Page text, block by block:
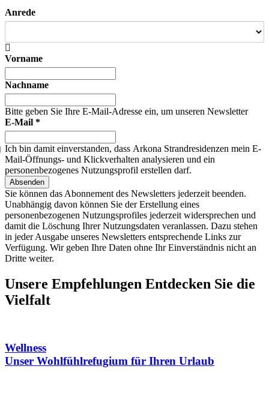
Anrede
Vorname
Nachname
Bitte geben Sie Ihre E-Mail-Adresse ein, um unseren Newsletter
E-Mail *
Ich bin damit einverstanden, dass Arkona Strandresidenzen mein E-
Mail-Öffnungs- und Klickverhalten analysieren und ein
personenbezogenes Nutzungsprofil erstellen darf.
Absenden
Sie können das Abonnement des Newsletters jederzeit beenden.
Unabhängig davon können Sie der Erstellung eines
personenbezogenen Nutzungsprofiles jederzeit widersprechen und
damit die Löschung Ihrer Nutzungsdaten veranlassen. Dazu stehen
in jeder Ausgabe unseres Newsletters entsprechende Links zur
Verfügung. Wir geben Ihre Daten ohne Ihr Einverständnis nicht an
Dritte weiter.
Unsere Empfehlungen Entdecken Sie die
Vielfalt
Unser Wohlfühlrefugium für Ihren Urlaub
Wellness